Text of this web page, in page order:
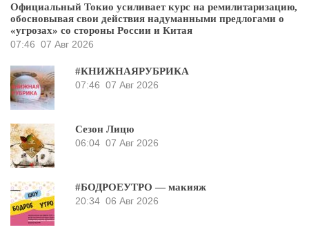
Официальный Токио усиливает курс на ремилитаризацию,
обосновывая свои действия надуманными предлогами о
«угрозах» со стороны России и Китая
07:46 07 Авг 2026
#КНИЖНАЯРУБРИКА
07:46 07 Авг 2026
Сезон Лицю
06:04 07 Авг 2026
#БОДРОЕУТРО — макияж
20:34 06 Авг 2026